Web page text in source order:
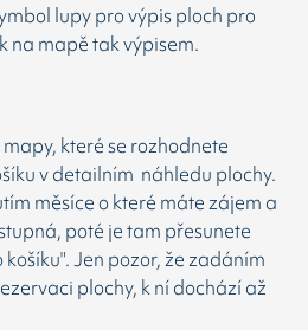
lupy pro výpis ploch pro
na mapě tak výpisem.
které se rozhodnete
v detailním náhledu plochy.
měsíce o které máte zájem a
poté je tam přesunete
Jen pozor, že zadáním
plochy, k ní dochází až